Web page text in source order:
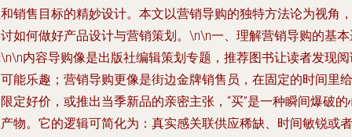
销售目标的精妙设计。本文以营销导购的独特方法论为视角，
如何做好产品设计与营销策划。\n\n一、理解营销导购的基
\n\n内容导购像是出版社编辑策划专题，推荐图书让读者发现
能乐趣；营销导购更像是街边金牌销售员，在固定的时间里给
定好价，或推出当季新品的亲密主张，“买”是一种瞬间爆破的
物。它的逻辑可简化为：真实感关联供应稀缺、时间敏锐或者